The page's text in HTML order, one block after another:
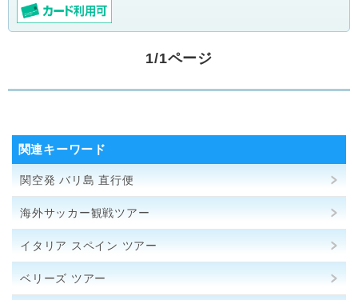
1/1ページ
関連キーワード
関空発 バリ島 直行便
海外サッカー観戦ツアー
イタリア スペイン ツアー
ベリーズ ツアー